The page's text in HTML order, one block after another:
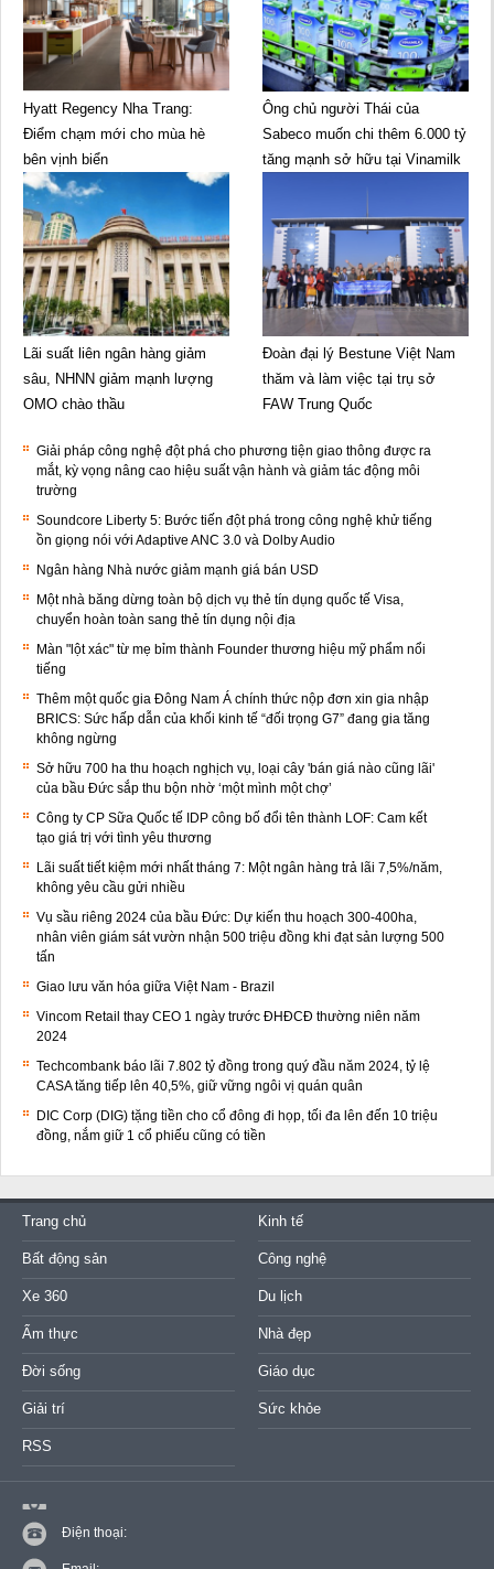
Hyatt Regency Nha Trang:
Điểm chạm mới cho mùa hè
bên vịnh biển
Ông chủ người Thái của
Sabeco muốn chi thêm 6.000 tỷ
tăng mạnh sở hữu tại Vinamilk
Lãi suất liên ngân hàng giảm
sâu, NHNN giảm mạnh lượng
OMO chào thầu
Đoàn đại lý Bestune Việt Nam
thăm và làm việc tại trụ sở
FAW Trung Quốc
Giải pháp công nghệ đột phá cho phương tiện giao thông được ra
mắt, kỳ vọng nâng cao hiệu suất vận hành và giảm tác động môi
trường
Soundcore Liberty 5: Bước tiến đột phá trong công nghệ khử tiếng
ồn giọng nói với Adaptive ANC 3.0 và Dolby Audio
Ngân hàng Nhà nước giảm mạnh giá bán USD
Một nhà băng dừng toàn bộ dịch vụ thẻ tín dụng quốc tế Visa,
chuyển hoàn toàn sang thẻ tín dụng nội địa
Màn "lột xác" từ mẹ bỉm thành Founder thương hiệu mỹ phẩm nổi
tiếng
Thêm một quốc gia Đông Nam Á chính thức nộp đơn xin gia nhập
BRICS: Sức hấp dẫn của khối kinh tế “đối trọng G7” đang gia tăng
không ngừng
Sở hữu 700 ha thu hoạch nghịch vụ, loại cây 'bán giá nào cũng lãi'
của bầu Đức sắp thu bộn nhờ ‘một mình một chợ’
Công ty CP Sữa Quốc tế IDP công bố đổi tên thành LOF: Cam kết
tạo giá trị với tình yêu thương
Lãi suất tiết kiệm mới nhất tháng 7: Một ngân hàng trả lãi 7,5%/năm,
không yêu cầu gửi nhiều
Vụ sầu riêng 2024 của bầu Đức: Dự kiến thu hoạch 300-400ha,
nhân viên giám sát vườn nhận 500 triệu đồng khi đạt sản lượng 500
tấn
Giao lưu văn hóa giữa Việt Nam - Brazil
Vincom Retail thay CEO 1 ngày trước ĐHĐCĐ thường niên năm
2024
Techcombank báo lãi 7.802 tỷ đồng trong quý đầu năm 2024, tỷ lệ
CASA tăng tiếp lên 40,5%, giữ vững ngôi vị quán quân
DIC Corp (DIG) tặng tiền cho cổ đông đi họp, tối đa lên đến 10 triệu
đồng, nắm giữ 1 cổ phiếu cũng có tiền
Trang chủ Kinh tế
Bất động sản Công nghệ
Xe 360 Du lịch
Ẩm thực Nhà đẹp
Đời sống Giáo dục
Giải trí Sức khỏe
RSS
Điện thoại: